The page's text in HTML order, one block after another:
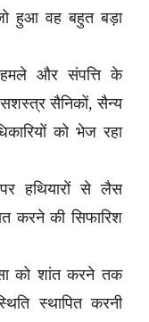
हुआ वह बहुत बड़ा
हमले और संपत्ति के
सशस्त्र सैनिकों, सैन्य
को भेज रहा
हथियारों से लैस
करने की सिफारिश
को शांत करने तक
स्थापित करनी